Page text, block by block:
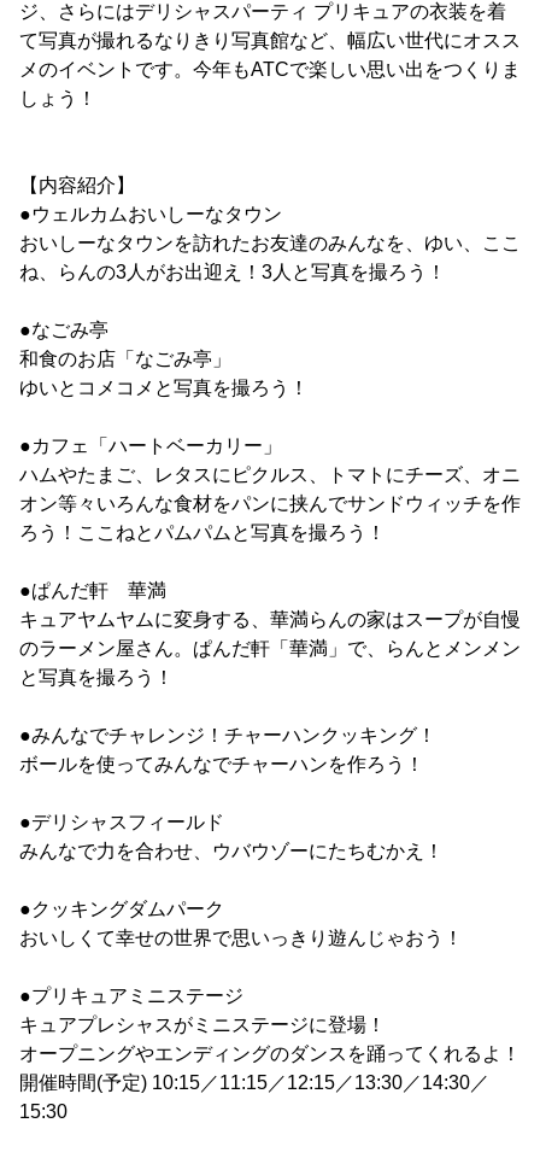
ジ、さらにはデリシャスパーティ プリキュアの衣装を着
て写真が撮れるなりきり写真館など、幅広い世代にオスス
メのイベントです。今年もATCで楽しい思い出をつくりま
しょう！
【内容紹介】
●ウェルカムおいしーなタウン
おいしーなタウンを訪れたお友達のみんなを、ゆい、ここ
ね、らんの3人がお出迎え！3人と写真を撮ろう！
●なごみ亭
和食のお店「なごみ亭」
ゆいとコメコメと写真を撮ろう！
●カフェ「ハートベーカリー」
ハムやたまご、レタスにピクルス、トマトにチーズ、オニ
オン等々いろんな食材をパンに挟んでサンドウィッチを作
ろう！ここねとパムパムと写真を撮ろう！
●ぱんだ軒 華満
キュアヤムヤムに変身する、華満らんの家はスープが自慢
のラーメン屋さん。ぱんだ軒「華満」で、らんとメンメン
と写真を撮ろう！
●みんなでチャレンジ！チャーハンクッキング！
ボールを使ってみんなでチャーハンを作ろう！
●デリシャスフィールド
みんなで力を合わせ、ウバウゾーにたちむかえ！
●クッキングダムパーク
おいしくて幸せの世界で思いっきり遊んじゃおう！
●プリキュアミニステージ
キュアプレシャスがミニステージに登場！
オープニングやエンディングのダンスを踊ってくれるよ！
開催時間(予定) 10:15／11:15／12:15／13:30／14:30／
15:30